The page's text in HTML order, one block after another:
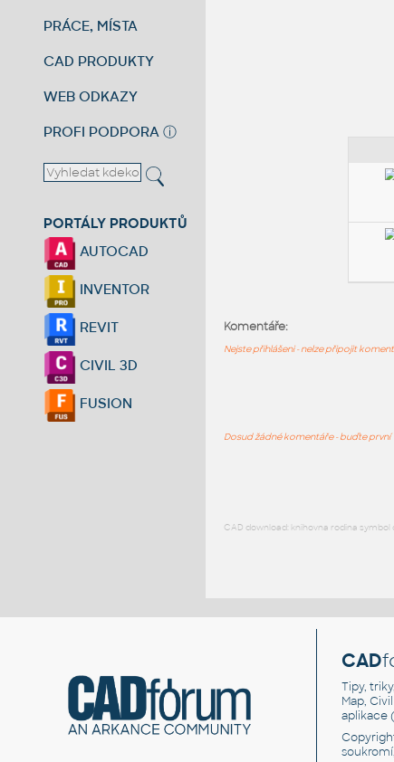
PRÁCE, MÍSTA
CAD PRODUKTY
WEB ODKAZY
PROFI PODPORA ⓘ
PORTÁLY PRODUKTŮ
AUTOCAD
INVENTOR
REVIT
CIVIL 3D
FUSION
Komentáře:
Nejste přihlášeni - nelze připojit
Dosud žádné komentáře - buďte první
CAD download: knihovna rodina
CAD
Tipy,
Map,
aplikace